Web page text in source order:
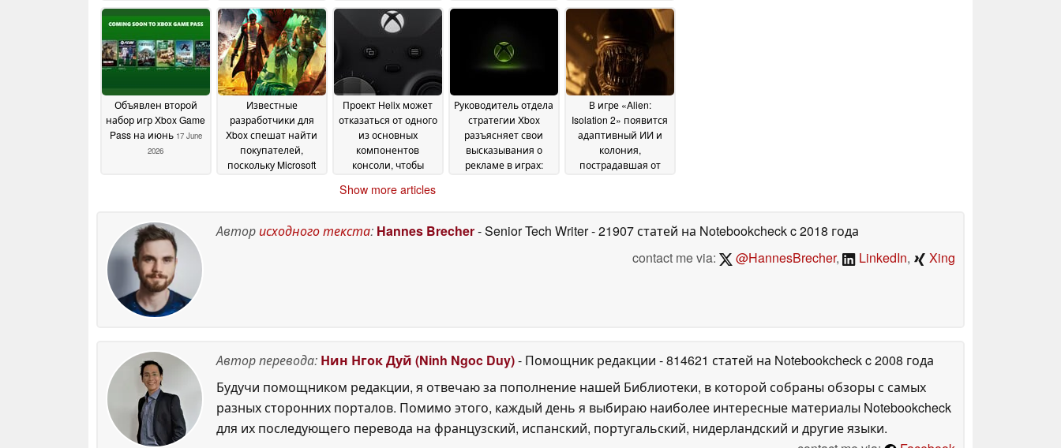
лет18 July 2026
06 July 2026
в отдельную
компанию на фоне
роста бюджетов на
разработку игр
17 June
2026
Объявлен второй
набор игр Xbox Game
Pass на июнь 17 June
2026
Известные
разработчики для
Xbox спешат найти
покупателей,
поскольку Microsoft
Проект Helix может
отказаться от одного
из основных
компонентов
консоли, чтобы
доступную цену16
Руководитель отдела
стратегии Xbox
разъясняет свои
высказывания о
рекламе в играх:
June 2026
В игре «Alien:
Isolation 2» появится
адаптивный ИИ и
колония,
пострадавшая от
Show more articles
Авторисходного текста: Hannes Brecher- Senior Tech Writer- 21907 статей на Notebookcheckc 2018 года
contact me via:
@HannesBrecher, LinkedIn, Xing
Автор перевода: Нин Нгок Дуй (Ninh Ngoc Duy)- Помощник редакции - 814621 статей на Notebookcheckc 2008 года
Будучи помощником редакции, я отвечаю за пополнение нашей Библиотеки, в которой собраны обзоры с самых
разных сторонних порталов. Помимо этого, каждый день я выбираю наиболее интересные материалы Notebookcheck
для их последующего перевода на французский, испанский, португальский, нидерландский и другие языки.